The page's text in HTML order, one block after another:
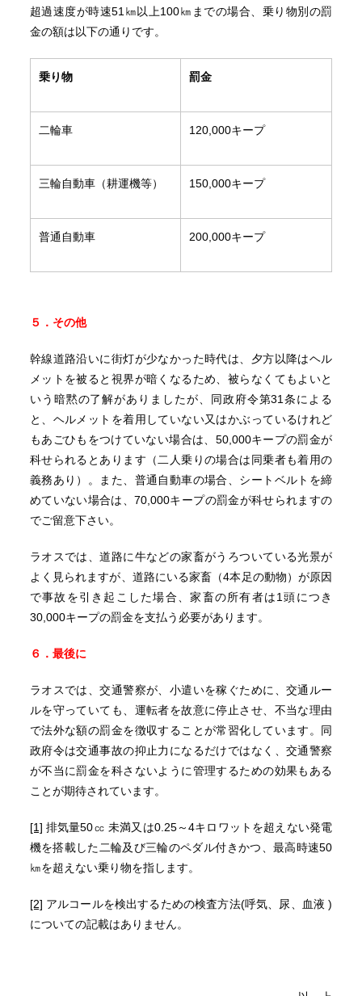
超過速度が時速51㎞以上100㎞までの場合、乗り物別の罰
金の額は以下の通りです。
乗り物 罰金
二輪車 120,000キープ
三輪自動車（耕運機等） 150,000キープ
普通自動車 200,000キープ
５．その他
幹線道路沿いに街灯が少なかった時代は、夕方以降はヘル
メットを被ると視界が暗くなるため、被らなくてもよいと
いう暗黙の了解がありましたが、同政府令第31条による
と、ヘルメットを着用していない又はかぶっているけれど
もあごひもをつけていない場合は、50,000キープの罰金が
科せられるとあります（二人乗りの場合は同乗者も着用の
義務あり）。また、普通自動車の場合、シートベルトを締
めていない場合は、70,000キープの罰金が科せられますの
でご留意下さい。
ラオスでは、道路に牛などの家畜がうろついている光景が
よく見られますが、道路にいる家畜（4本足の動物）が原因
で事故を引き起こした場合、家畜の所有者は1頭につき
30,000キープの罰金を支払う必要があります。
６．最後に
ラオスでは、交通警察が、小遣いを稼ぐために、交通ルー
ルを守っていても、運転者を故意に停止させ、不当な理由
で法外な額の罰金を徴収することが常習化しています。同
政府令は交通事故の抑止力になるだけではなく、交通警察
が不当に罰金を科さないように管理するための効果もある
ことが期待されています。
[1] 排気量50㏄ 未満又は0.25～4キロワットを超えない発電
機を搭載した二輪及び三輪のペダル付きかつ、最高時速50
㎞を超えない乗り物を指します。
[2] アルコールを検出するための検査方法(呼気、尿、血液 )
についての記載はありません。